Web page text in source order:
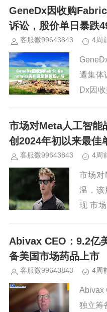
者对
象表明
GeneDx因收购
诉讼，股价单日暴跌
客服微99643843 4周
遭集体
Dx因
Gel...
市场对Meta人工智能
创2024年初以来最佳
客服微99643843 4周
市场对
温，该
现 市
表现
Abivax CEO：9.2亿
备美国市场药品上市
客服微99643843 4周
Abivax
独立筹